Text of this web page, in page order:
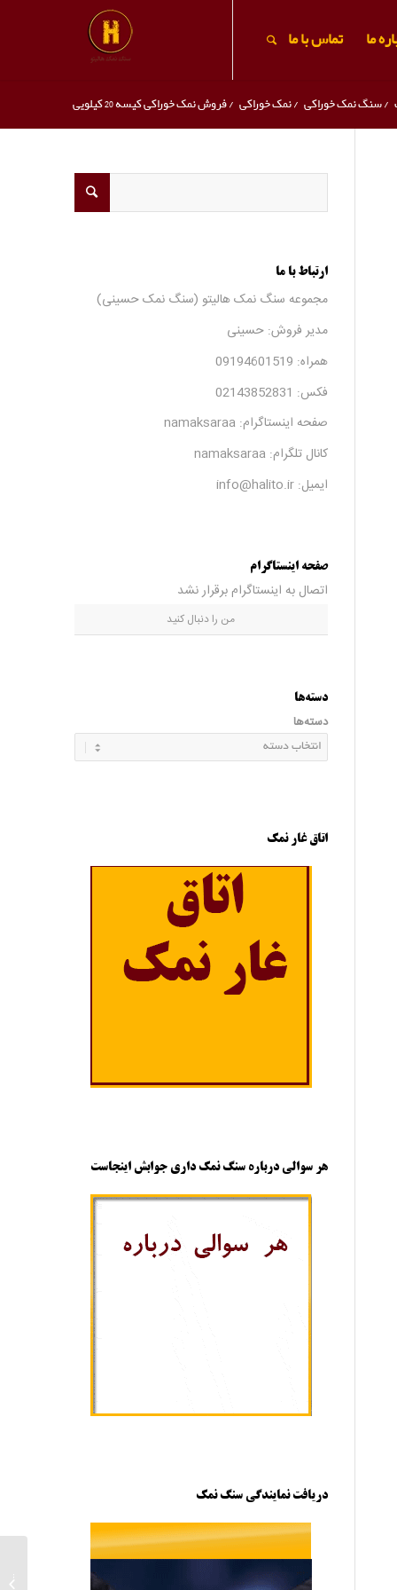
ما تماس با ما
/سنگ نمک خوراکی /نمک خوراکی /فروش نمک خوراکی کیسه 20 کیلویی
ارتباط با ما
مجموعه سنگ نمک هالیتو (سنگ نمک حسینی)
مدیر فروش: حسینی
همراه: 09194601519
فکس: 02143852831
صفحه اینستاگرام: namaksaraa
کانال تلگرام: namaksaraa
ایمیل: info@halito.ir
صفحه اینستاگرام
اتصال به اینستاگرام برقرار نشد
من را دنبال کنید
دسته‌ها
دسته‌ها
اتاق غار نمک
هر سوالی درباره سنگ نمک داری جوابش اینجاست
دریافت نمایندگی سنگ نمک